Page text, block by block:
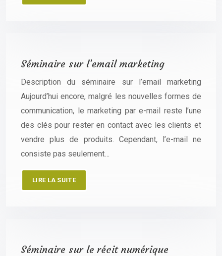
Séminaire sur l’email marketing
Description du séminaire sur l’email marketing
Aujourd’hui encore, malgré les nouvelles formes de
communication, le marketing par e-mail reste l’une
des clés pour rester en contact avec les clients et
vendre plus de produits. Cependant, l’e-mail ne
consiste pas seulement…
LIRE LA SUITE
Séminaire sur le récit numérique